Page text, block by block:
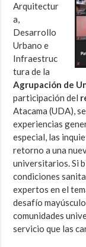
Arquitectur
a,
Desarrollo
Urbano e
Infraestruc
tura de la
Agrupación de
participación del
Atacama (UDA),
experiencias
especial, las
retorno a una
universitarios. Si
condiciones
expertos en el
desafío
comunidades
servicio que las